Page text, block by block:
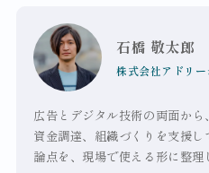
石橋 敬太郎
株式会社アドリ
広告とデジタル技術の両面から
資金調達、組織づくりを支援
論点を、現場で使える形に整理